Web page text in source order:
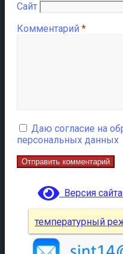
Сайт
Комментарий *
Даю согласие на
персональных данных
Версия
температурный